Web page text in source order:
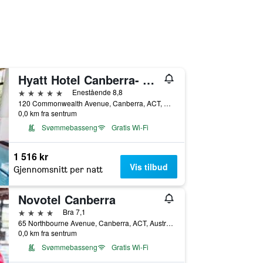
Hyatt Hotel Canberra- A Park Hyatt Hotel
5 stjerner
Enestående 8,8
120 Commonwealth Avenue, Canberra, ACT, Australia
0,0 km fra sentrum
Svømmebasseng
Gratis Wi-Fi
1 516 kr
Gjennomsnitt per natt Vis tilbud
Novotel Canberra
4 stjerner
Bra 7,1
65 Northbourne Avenue, Canberra, ACT, Australia
0,0 km fra sentrum
Svømmebasseng
Gratis Wi-Fi